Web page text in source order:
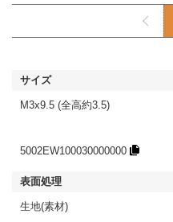
M3x9.5 (全高約3.5)
5002EW100030000000
生地(素材)